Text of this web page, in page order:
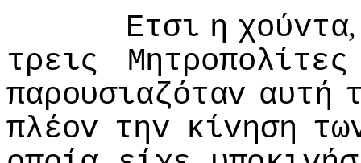
Ετσι η χoύvτα
τρεις
Μητρoπoλίτες
παρoυσιαζόταv αυτή
πλέov τηv κίvηση